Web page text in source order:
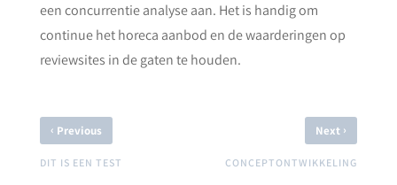
een concurrentie analyse aan. Het is handig om
continue het horeca aanbod en de waarderingen op
reviewsites in de gaten te houden.
‹ Previous
DIT IS EEN TEST
Next ›
CONCEPTONTWIKKELING